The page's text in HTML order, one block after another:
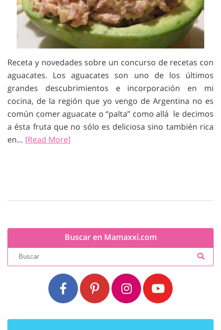
Receta y novedades sobre un concurso de recetas con
aguacates. Los aguacates son uno de los últimos
grandes descubrimientos e incorporación en mi
cocina, de la región que yo vengo de Argentina no es
común comer aguacate o “palta” como allá le decimos
a ésta fruta que no sólo es deliciosa sino también rica
en… [Read More]
Buscar en Mamaxxi.com